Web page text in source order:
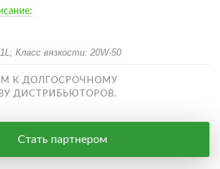
Класс вязкости: 20W-50
К ДОЛГОСРОЧНОМУ
ДИСТРИБЬЮТОРОВ.
Стать партнером